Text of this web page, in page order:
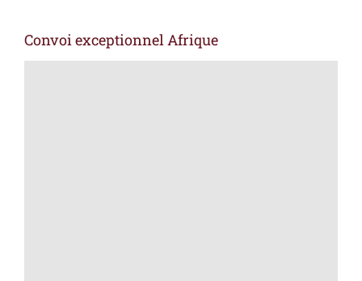
Convoi exceptionnel Afrique